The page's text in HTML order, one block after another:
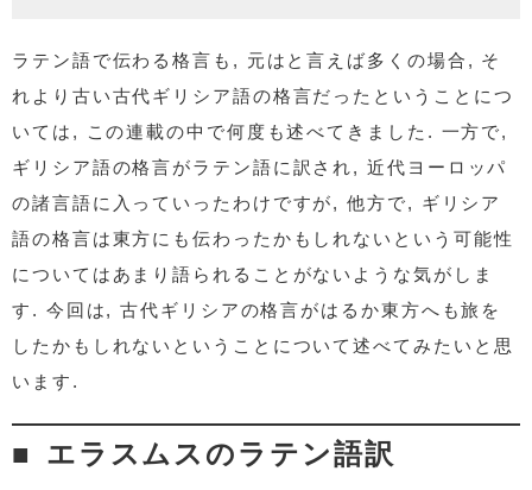
ラテン語で伝わる格言も, 元はと言えば多くの場合, そ
れより古い古代ギリシア語の格言だったということにつ
いては, この連載の中で何度も述べてきました. 一方で,
ギリシア語の格言がラテン語に訳され, 近代ヨーロッパ
の諸言語に入っていったわけですが, 他方で, ギリシア
語の格言は東方にも伝わったかもしれないという可能性
についてはあまり語られることがないような気がしま
す. 今回は, 古代ギリシアの格言がはるか東方へも旅を
したかもしれないということについて述べてみたいと思
います.
エラスムスのラテン語訳